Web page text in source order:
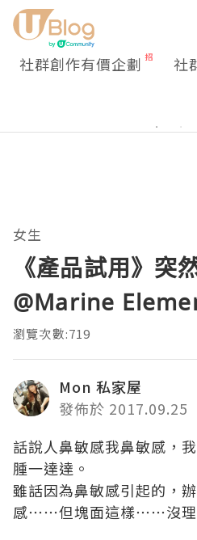
社群創作有價企劃 社
女生
《產品試用》突
@Marine
瀏覽次數:719
Mon 私家屋
發佈於 2017.09.25
話說人鼻敏感我鼻敏感，
腫一達達。
雖話因為鼻敏感引起的，
感⋯⋯但塊面這樣⋯⋯沒理